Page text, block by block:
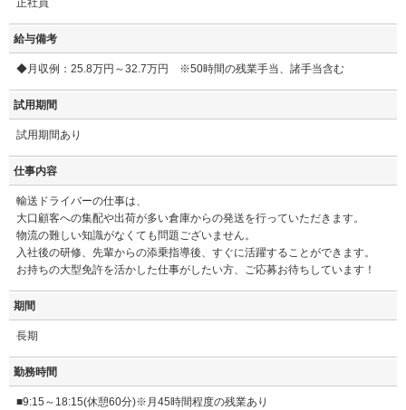
正社員
給与備考
◆月収例：25.8万円～32.7万円 ※50時間の残業手当、諸手当含む
試用期間
試用期間あり
仕事内容
輸送ドライバーの仕事は、
大口顧客への集配や出荷が多い倉庫からの発送を行っていただきます。
物流の難しい知識がなくても問題ございません。
入社後の研修、先輩からの添乗指導後、すぐに活躍することができます。
お持ちの大型免許を活かした仕事がしたい方、ご応募お待ちしています！
期間
長期
勤務時間
■9:15～18:15(休憩60分)※月45時間程度の残業あり